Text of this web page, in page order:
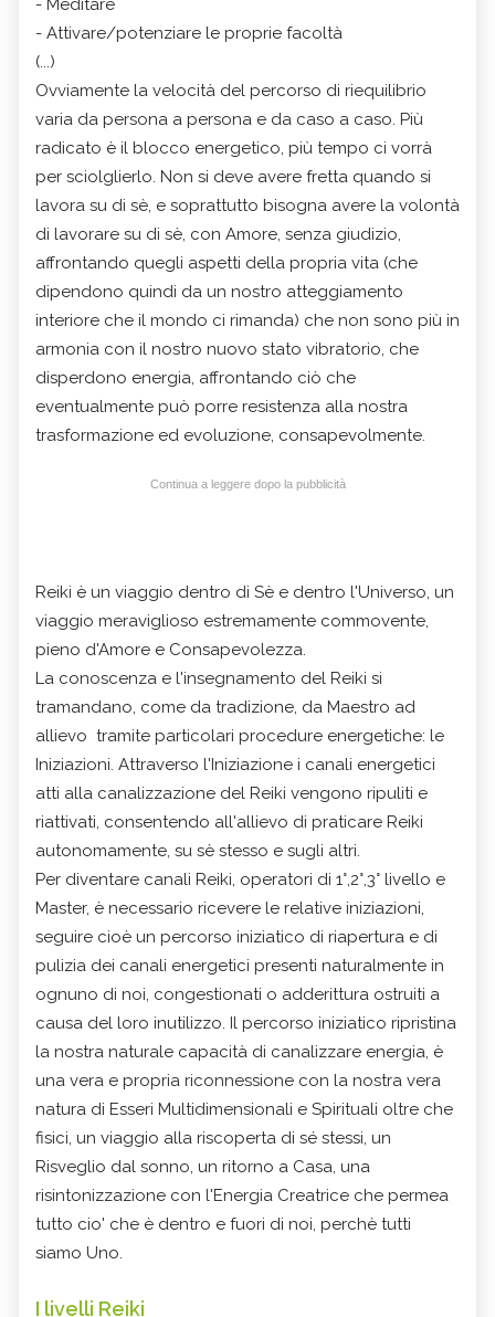
- Meditare
- Attivare/potenziare le proprie facoltà
(...)
Ovviamente la velocità del percorso di riequilibrio
varia da persona a persona e da caso a caso. Più
radicato è il blocco energetico, più tempo ci vorrà
per sciolglierlo. Non si deve avere fretta quando si
lavora su di sè, e soprattutto bisogna avere la volontà
di lavorare su di sè, con Amore, senza giudizio,
affrontando quegli aspetti della propria vita (che
dipendono quindi da un nostro atteggiamento
interiore che il mondo ci rimanda) che non sono più in
armonia con il nostro nuovo stato vibratorio, che
disperdono energia, affrontando ciò che
eventualmente può porre resistenza alla nostra
trasformazione ed evoluzione, consapevolmente.
Continua a leggere dopo la pubblicità
Reiki è un viaggio dentro di Sè e dentro l'Universo, un
viaggio meraviglioso estremamente commovente,
pieno d'Amore e Consapevolezza.
La conoscenza e l'insegnamento del Reiki si
tramandano, come da tradizione, da Maestro ad
allievo tramite particolari procedure energetiche: le
Iniziazioni. Attraverso l'Iniziazione i canali energetici
atti alla canalizzazione del Reiki vengono ripuliti e
riattivati, consentendo all'allievo di praticare Reiki
autonomamente, su sè stesso e sugli altri.
Per diventare canali Reiki, operatori di 1°,2°,3° livello e
Master, è necessario ricevere le relative iniziazioni,
seguire cioè un percorso iniziatico di riapertura e di
pulizia dei canali energetici presenti naturalmente in
ognuno di noi, congestionati o adderittura ostruiti a
causa del loro inutilizzo. Il percorso iniziatico ripristina
la nostra naturale capacità di canalizzare energia, è
una vera e propria riconnessione con la nostra vera
natura di Esseri Multidimensionali e Spirituali oltre che
fisici, un viaggio alla riscoperta di sé stessi, un
Risveglio dal sonno, un ritorno a Casa, una
risintonizzazione con l'Energia Creatrice che permea
tutto cio' che è dentro e fuori di noi, perchè tutti
siamo Uno.
I livelli Reiki